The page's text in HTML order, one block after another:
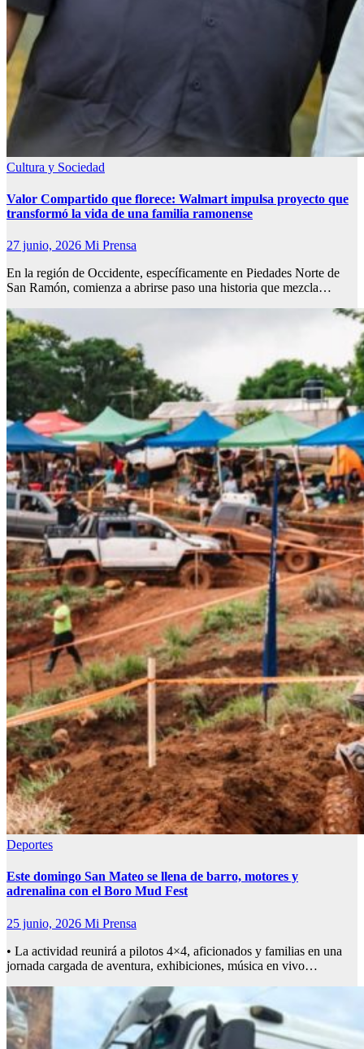
Cultura y Sociedad
Valor Compartido que florece: Walmart impulsa proyecto que
transformó la vida de una familia ramonense
27 junio, 2026 Mi Prensa
En la región de Occidente, específicamente en Piedades Norte de
San Ramón, comienza a abrirse paso una historia que mezcla…
Deportes
Este domingo San Mateo se llena de barro, motores y
adrenalina con el Boro Mud Fest
25 junio, 2026 Mi Prensa
• La actividad reunirá a pilotos 4×4, aficionados y familias en una
jornada cargada de aventura, exhibiciones, música en vivo…